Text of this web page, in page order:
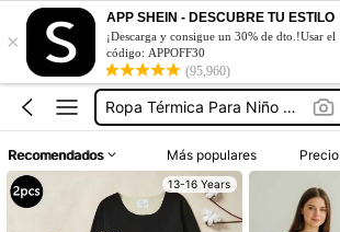
×
APP SHEIN - DESCUBRE TU ESTILO
¡Descarga y consigue un 30% de dto.!Usar el
código: APPOFF30
(95,960)
Conjunto De Dos Piezas Mujer
Ropa Térmica Para Niño Adolescente
Blusas Bonitas De Mujer
Recomendados Más populares Precio
13-16 Years